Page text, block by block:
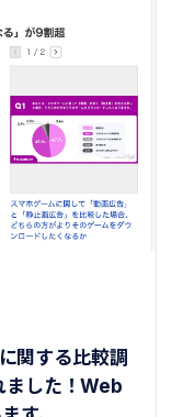
関する比較調
ました！Web